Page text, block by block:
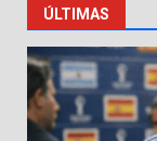
ÚLTIMAS